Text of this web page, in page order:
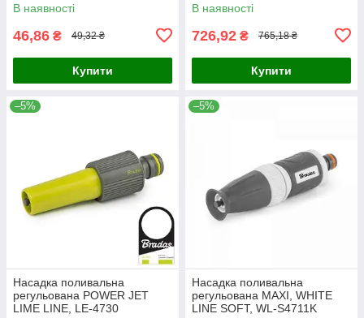
В наявності
46,86 ₴ 49,32 ₴
Купити
В наявності
726,92 ₴ 765,18 ₴
Купити
–5%
Насадка поливальна
регульована POWER JET
LIME LINE, LE-4730
–5%
Насадка поливальна
регульована MAXI, WHITE
LINE SOFT, WL-S4711K